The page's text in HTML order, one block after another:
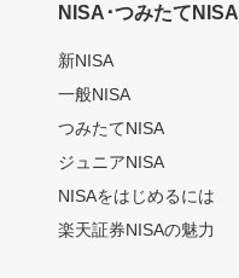
NISA･つみたてNISA
新NISA
一般NISA
つみたてNISA
ジュニアNISA
NISAをはじめるには
楽天証券NISAの魅力